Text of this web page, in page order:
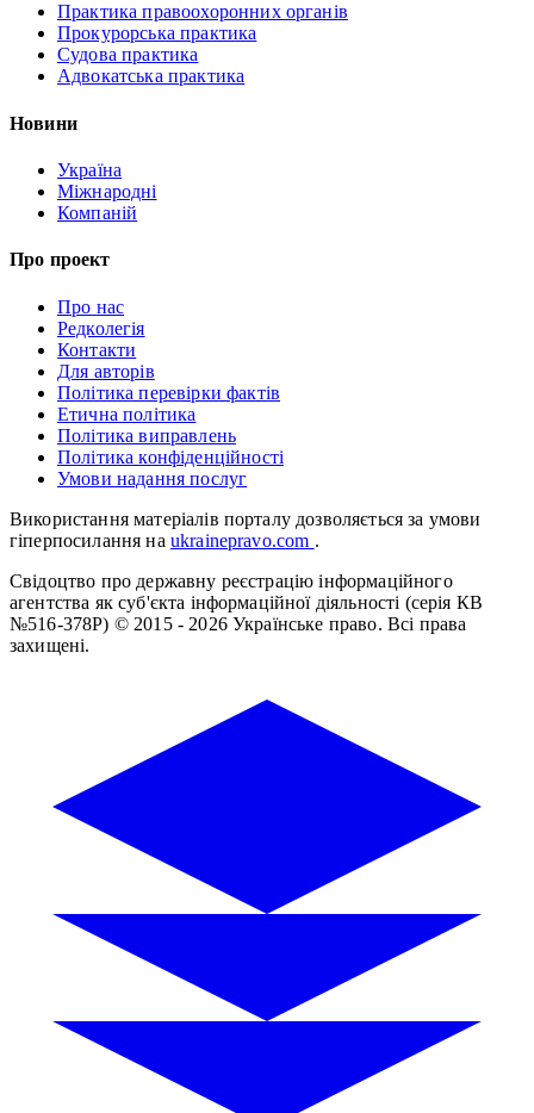
Практика правоохоронних органів
Прокурорська практика
Судова практика
Адвокатська практика
Новини
Україна
Міжнародні
Компаній
Про проект
Про нас
Редколегія
Контакти
Для авторів
Політика перевірки фактів
Етична політика
Політика виправлень
Політика конфіденційності
Умови надання послуг
Використання матеріалів порталу дозволяється за умови
гіперпосилання на ukrainepravo.com .
Свідоцтво про державну реєстрацію інформаційного
агентства як суб'єкта інформаційної діяльності (серія КВ
№516-378Р) © 2015 - 2026 Українське право. Всі права
захищені.